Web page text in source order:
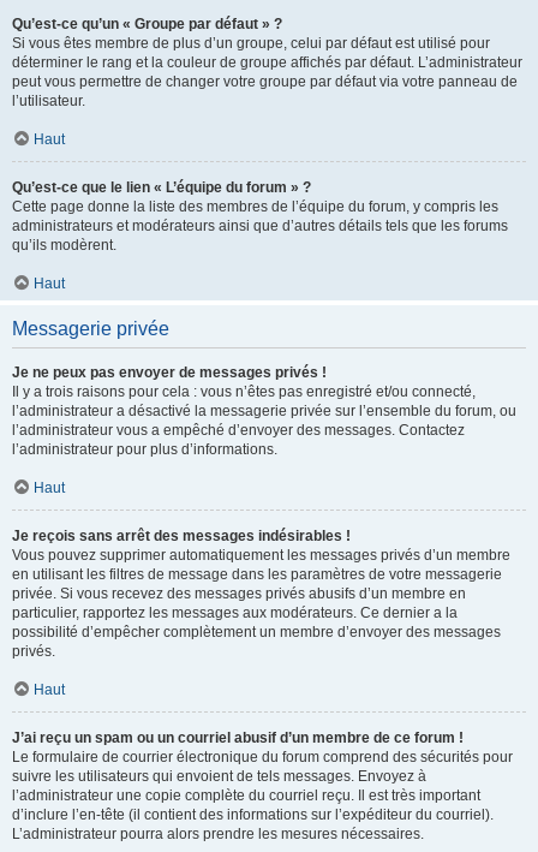
Qu’est-ce qu’un « Groupe par défaut » ?
Si vous êtes membre de plus d’un groupe, celui par défaut est utilisé pour
déterminer le rang et la couleur de groupe affichés par défaut. L’administrateur
peut vous permettre de changer votre groupe par défaut via votre panneau de
l’utilisateur.
Haut
Qu’est-ce que le lien « L’équipe du forum » ?
Cette page donne la liste des membres de l’équipe du forum, y compris les
administrateurs et modérateurs ainsi que d’autres détails tels que les forums
qu’ils modèrent.
Haut
Messagerie privée
Je ne peux pas envoyer de messages privés !
Il y a trois raisons pour cela : vous n’êtes pas enregistré et/ou connecté,
l’administrateur a désactivé la messagerie privée sur l’ensemble du forum, ou
l’administrateur vous a empêché d’envoyer des messages. Contactez
l’administrateur pour plus d’informations.
Haut
Je reçois sans arrêt des messages indésirables !
Vous pouvez supprimer automatiquement les messages privés d’un membre
en utilisant les filtres de message dans les paramètres de votre messagerie
privée. Si vous recevez des messages privés abusifs d’un membre en
particulier, rapportez les messages aux modérateurs. Ce dernier a la
possibilité d’empêcher complètement un membre d’envoyer des messages
privés.
Haut
J’ai reçu un spam ou un courriel abusif d’un membre de ce forum !
Le formulaire de courrier électronique du forum comprend des sécurités pour
suivre les utilisateurs qui envoient de tels messages. Envoyez à
l’administrateur une copie complète du courriel reçu. Il est très important
d’inclure l’en-tête (il contient des informations sur l’expéditeur du courriel).
L’administrateur pourra alors prendre les mesures nécessaires.